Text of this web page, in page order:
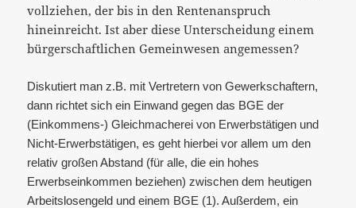
vollziehen, der bis in den Rentenanspruch
hineinreicht. Ist aber diese Unterscheidung einem
bürgerschaftlichen Gemeinwesen angemessen?
Diskutiert man z.B. mit Vertretern von Gewerkschaftern,
dann richtet sich ein Einwand gegen das BGE der
(Einkommens-) Gleichmacherei von Erwerbstätigen und
Nicht-Erwerbstätigen, es geht hierbei vor allem um den
relativ großen Abstand (für alle, die ein hohes
Erwerbseinkommen beziehen) zwischen dem heutigen
Arbeitslosengeld und einem BGE (1). Außerdem, ein